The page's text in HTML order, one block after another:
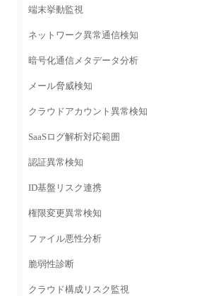
端末挙動監視
ネットワーク異常通信検知
暗号化通信メタデータ分析
メール脅威検知
クラウドアカウント異常検知
SaaSログ解析対応範囲
認証異常検知
ID基盤リスク連携
権限変更異常検知
ファイル悪性分析
脆弱性診断
クラウド構成リスク監視